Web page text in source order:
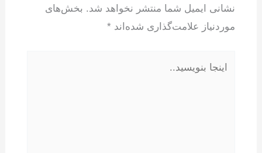
نشانی ایمیل شما منتشر نخواهد شد. بخش‌های
موردنیاز علامت‌گذاری شده‌اند *